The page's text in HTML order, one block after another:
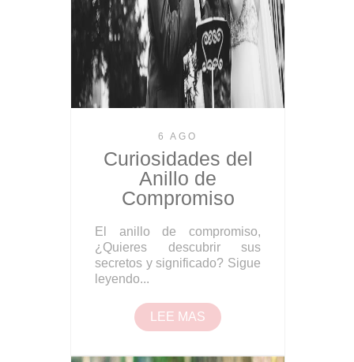
6 AGO
Curiosidades del
Anillo de
Compromiso
El anillo de compromiso,
¿Quieres descubrir sus
secretos y significado? Sigue
leyendo...
LEE MAS